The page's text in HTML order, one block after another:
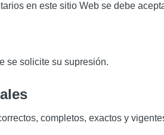
en este sitio Web se debe
se solicite su supresión.
completos, exactos y